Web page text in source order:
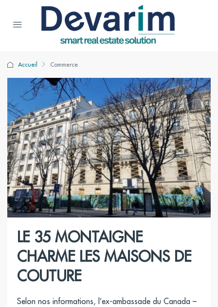
Accueil Commerce
LE 35 MONTAIGNE
CHARME LES MAISONS DE
COUTURE
Selon nos informations, l’ex-ambassade du Canada –